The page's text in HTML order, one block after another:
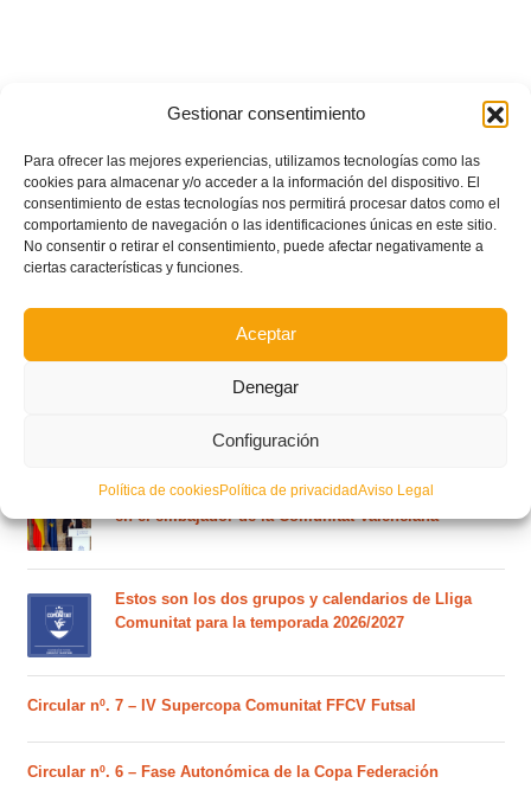
Gestionar consentimiento
Para ofrecer las mejores experiencias, utilizamos tecnologías como las
cookies para almacenar y/o acceder a la información del dispositivo. El
consentimiento de estas tecnologías nos permitirá procesar datos como el
comportamiento de navegación o las identificaciones únicas en este sitio.
No consentir o retirar el consentimiento, puede afectar negativamente a
ciertas características y funciones.
Aceptar
Denegar
Configuración
Política de cookiesPolítica de privacidadAviso Legal
Ferran Torres se da un baño de masas y se convierte
en el embajador de la Comunitat Valenciana
Estos son los dos grupos y calendarios de Lliga
Comunitat para la temporada 2026/2027
Circular nº. 7 – IV Supercopa Comunitat FFCV Futsal
Circular nº. 6 – Fase Autonómica de la Copa Federación